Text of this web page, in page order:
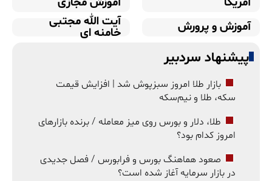
آموزش و پرورش
آیت الله مجتبی
خامنه ای
پیشنهاد سردبیر
بازار طلا امروز سبزپوش شد | افزایش قیمت
سکه، طلا و نیم‌سکه
طلا، دلار و بورس روی میز معامله / برنده بازارهای
امروز کدام بود؟
صعود هماهنگ بورس و فرابورس / فصل جدیدی
در بازار سرمایه آغاز شده است؟